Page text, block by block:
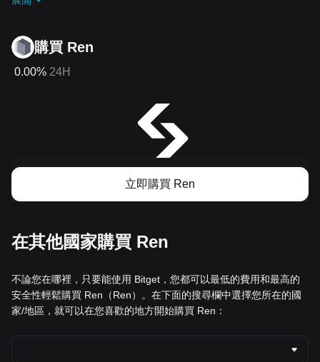
購買 Ren
0.00% 24H
立即購買 Ren
在其他國家購買 Ren
不論您在哪裡，只要能使用 Bitget，您都可以最低的費用和最高的
安全性輕鬆購買 Ren（Ren）。在下面的搜尋欄中選擇您所在的國
家/地區，就可以在您喜歡的地方開始購買 Ren：